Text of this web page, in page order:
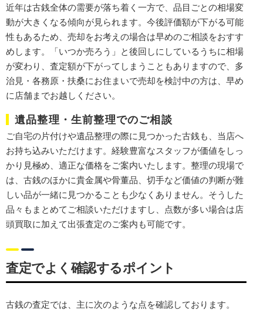
近年は古銭全体の需要が落ち着く一方で、 品目ごとの相場変
動が大きくなる傾向が見られます。今後評価額が下がる可能
性もあるため、 売却をお考えの場合は早めのご相談をおすす
めします。「いつか売ろう」と後回しにしているうちに相場
が変わり、査定額が下がってしまうこともありますので、多
治見・各務原・扶桑にお住まいで売却を検討中の方は、早め
に店舗までお越しください。
遺品整理・生前整理でのご相談
ご自宅の片付けや遺品整理の際に見つかった古銭も、当店へ
お持ち込みいただけます。経験豊富なスタッフが価値をしっ
かり見極め、 適正な価格をご案内いたします。整理の現場で
は、古銭のほかに貴金属や骨董品、切手など価値の判断が難
しい品が一緒に見つかることも少なくありません。そうした
品々もまとめてご相談いただけますし、点数が多い場合は店
頭買取に加えて出張査定のご案内も可能です。
査定でよく確認するポイント
古銭の査定では、主に次のような点を確認しております。